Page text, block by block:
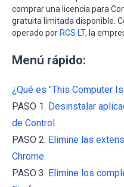
comprar una licencia para
gratuita limitada disponible.
operado por RCS LT, la
Menú rápido:
¿Qué es "This Computer
PASO 1. Desinstalar
de Control.
PASO 2. Elimine las
Chrome.
PASO 3. Elimine los